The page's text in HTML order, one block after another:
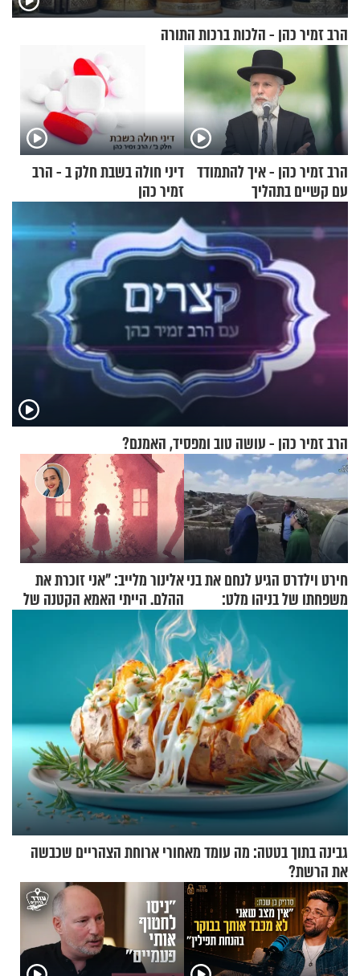
הרב זמיר כהן - הלכות ברכות התורה
הרב זמיר כהן - איך להתמודד
עם קשיים בתהליך
דיני חולה בשבת חלק ב - הרב
זמיר כהן
הרב זמיר כהן - עושה טוב ומפסיד, האמנם?
חירט וילדרס הגיע לנחם את בני
משפחתו של בניהו מלט:
"מיליונים באירופה תומכים
אלינור מלייב: "אני זוכרת את
ההלם. הייתי האמא הקטנה של
הבית"
גבינה בתוך בטטה: מה עומד מאחורי ארוחת הצהריים שכבשה
את הרשת?